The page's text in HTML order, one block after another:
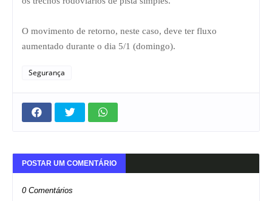
O movimento de retorno, neste caso, deve ter fluxo
aumentado durante o dia 5/1 (domingo).
Segurança
POSTAR UM COMENTÁRIO
0 Comentários